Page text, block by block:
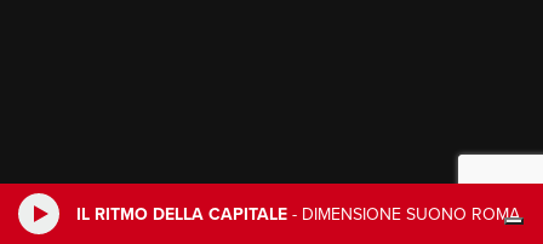
IL RITMO DELLA CAPITALE - DIMENSIONE SUONO ROMA